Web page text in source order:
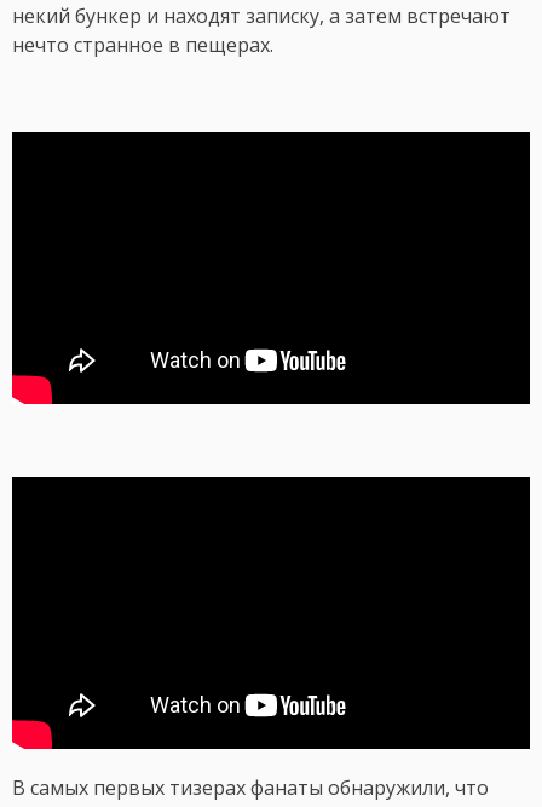
некий бункер и находят записку, а затем встречают
нечто странное в пещерах.
В самых первых тизерах фанаты обнаружили, что